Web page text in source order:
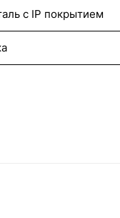
с IP покрытием